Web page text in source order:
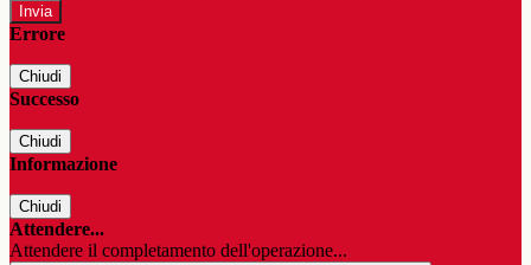
Errore
Chiudi
Successo
Chiudi
Informazione
Chiudi
Attendere...
Attendere il completamento dell'operazione...